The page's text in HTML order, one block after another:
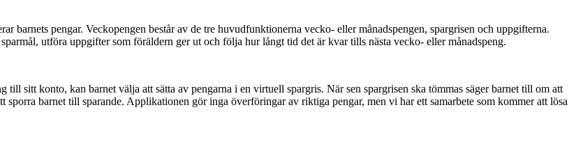
barnets pengar. Veckopengen består av de tre huvudfunktionerna vecko- eller månadspengen, spargrisen och uppgifterna.
utföra uppgifter som föräldern ger ut och följa hur långt tid det är kvar tills nästa vecko- eller månadspeng.
sitt konto, kan barnet välja att sätta av pengarna i en virtuell spargris. När sen spargrisen ska tömmas säger barnet till om att
barnet till sparande. Applikationen gör inga överföringar av riktiga pengar, men vi har ett samarbete som kommer att lösa